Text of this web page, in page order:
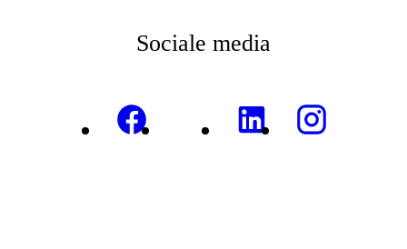
Sociale media